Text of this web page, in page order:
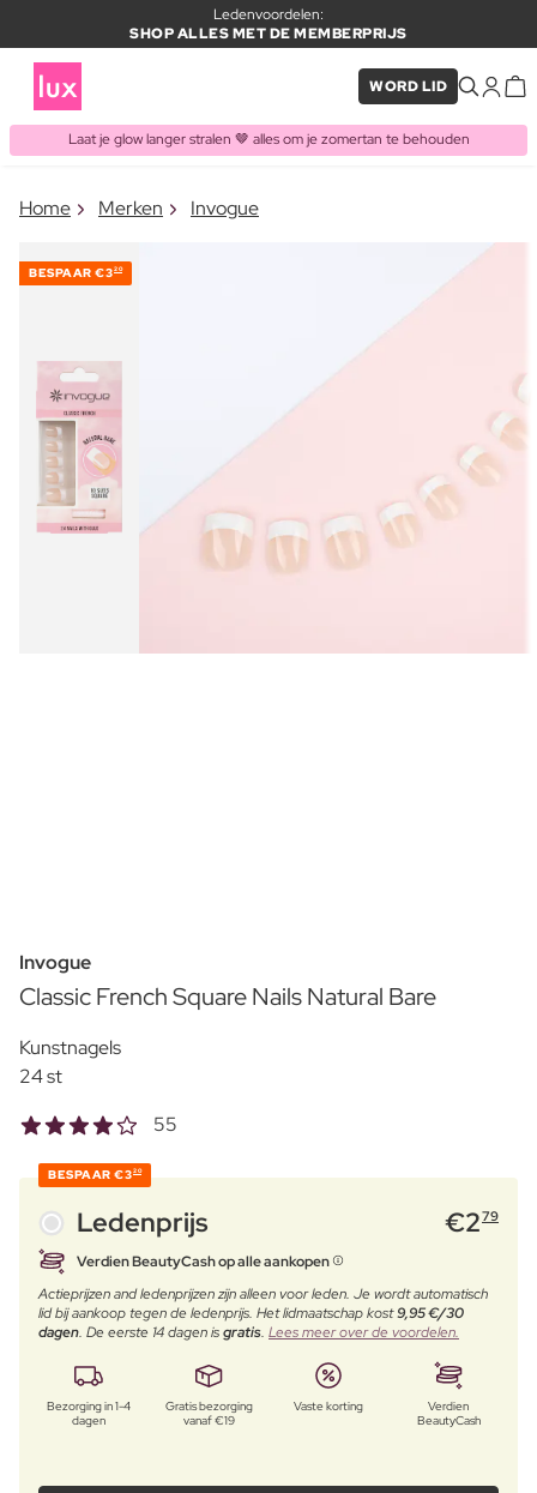
Ledenvoordelen:
SHOP ALLES MET DE MEMBERPRIJS
WORD LID
Laat je glow langer stralen 🤎 alles om je zomertan te behouden
ITEM TOEGEVOEGD AAN
Vaak samen gekocht met
Home Merken Invogue
BESPAAR €320
Invogue
Classic French Square Nails Natural Bare
Kunstnagels
24 st
55
BESPAAR €320
Ledenprijs €279
Verdien BeautyCash op alle aankopen
Actieprijzen and ledenprijzen zijn alleen voor leden. Je wordt automatisch
lid bij aankoop tegen de ledenprijs. Het lidmaatschap kost9,95 €/30
dagen. De eerste 14 dagen isgratis. Lees meer over de voordelen.
Bezorging in 1-4
dagen
Gratis bezorging
vanaf €19
Vaste korting
Verdien
BeautyCash